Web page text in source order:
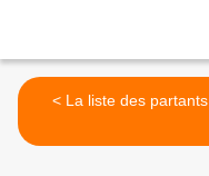
< La liste des partants